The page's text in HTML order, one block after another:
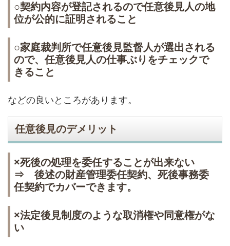
○契約内容が登記されるので任意後見人の地
位が公的に証明されること
○家庭裁判所で任意後見監督人が選出される
ので、任意後見人の仕事ぶりをチェックで
きること
などの良いところがあります。
任意後見のデメリット
×死後の処理を委任することが出来ない
⇒ 後述の財産管理委任契約、死後事務委
任契約でカバーできます。
×法定後見制度のような取消権や同意権がな
い